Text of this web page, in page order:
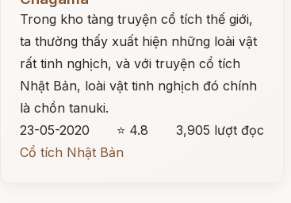
Trong kho tàng truyện cổ tích thế giới,
ta thường thấy xuất hiện những loài vật
rất tinh nghịch, và với truyện cổ tích
Nhật Bản, loài vật tinh nghịch đó chính
là chồn tanuki.
23-05-2020
⭐ 4.8
3,905 lượt đọc
Cổ tích Nhật Bản